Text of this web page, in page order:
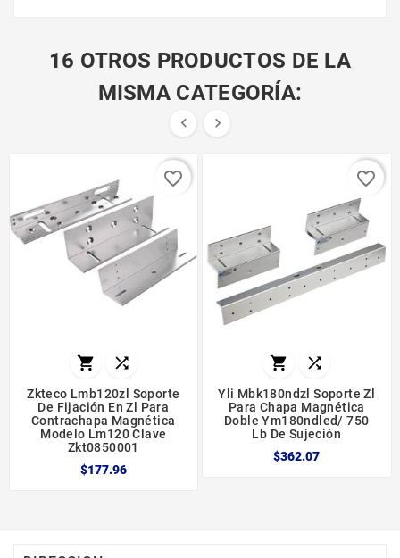
16 OTROS PRODUCTOS DE LA
MISMA CATEGORÍA:
 
 
Zkteco Lmb120zl Soporte
De Fijación En Zl Para
Contrachapa Magnética
Modelo Lm120 Clave
Zkt0850001
$177.96
favorite_border
 
Yli Mbk180ndzl Soporte Zl
Para Chapa Magnética
Doble Ym180ndled/ 750
Lb De Sujeción
$362.07
favorite_border